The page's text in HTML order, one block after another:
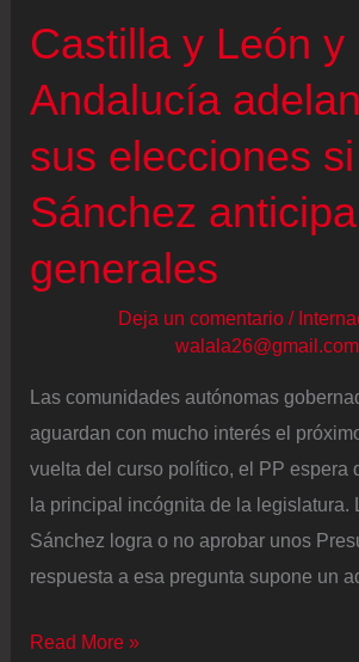
más
10.000
litros
Castilla y León y
Andalucía
sus elecciones si
Sánchez
generales
Deja un comentario /
walala26@gmail.com
Las comunidades autónomas
aguardan con mucho interés el
vuelta del curso político, el PP espera
la principal incógnita de la legislatura.
Sánchez logra o no aprobar unos
respuesta a esa pregunta supone un
Castilla
Read More »